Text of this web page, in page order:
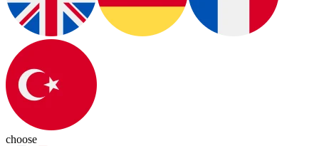
choose